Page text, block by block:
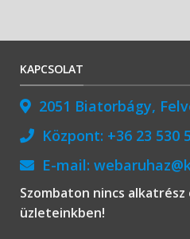
KAPCSOLAT
2051 Biatorbágy,
Központ: +36 23 530
E-mail:
Szombaton nincs
üzleteinkben!